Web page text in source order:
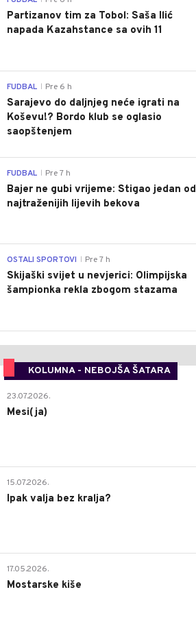
Partizanov tim za Tobol: Saša Ilić
napada Kazahstance sa ovih 11
FUDBAL Pre 6 h
Sarajevo do daljnjeg neće igrati na
Koševu!? Bordo klub se oglasio
saopštenjem
FUDBAL Pre 7 h
Bajer ne gubi vrijeme: Stigao jedan od
najtraženijih lijevih bekova
OSTALI SPORTOVI Pre 7 h
Skijaški svijet u nevjerici: Olimpijska
šampionka rekla zbogom stazama
KOLUMNA - NEBOJŠA ŠATARA
23.07.2026.
Mesi(ja)
15.07.2026.
Ipak valja bez kralja?
17.05.2026.
Mostarske kiše